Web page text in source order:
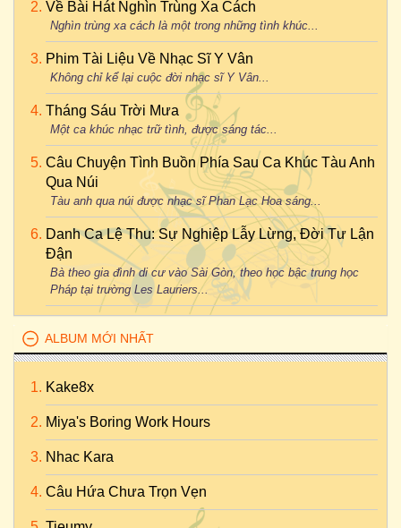
Về Bài Hát Nghìn Trùng Xa Cách
Nghìn trùng xa cách là một trong những tình khúc...
Phim Tài Liệu Về Nhạc Sĩ Y Vân
Không chỉ kể lại cuộc đời nhạc sĩ Y Vân...
Tháng Sáu Trời Mưa
Một ca khúc nhạc trữ tình, được sáng tác...
Câu Chuyện Tình Buồn Phía Sau Ca Khúc Tàu Anh
Qua Núi
Tàu anh qua núi được nhạc sĩ Phan Lạc Hoa sáng...
Danh Ca Lệ Thu: Sự Nghiệp Lẫy Lừng, Đời Tư Lận
Đận
Bà theo gia đình di cư vào Sài Gòn, theo học bậc trung học
Pháp tại trường Les Lauriers...
ALBUM MỚI NHẤT
Kake8x
Miya's Boring Work Hours
Nhac Kara
Câu Hứa Chưa Trọn Vẹn